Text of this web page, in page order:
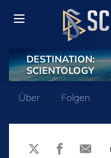
DESTINATION:
SCIENTOLOGY
Über Folgen